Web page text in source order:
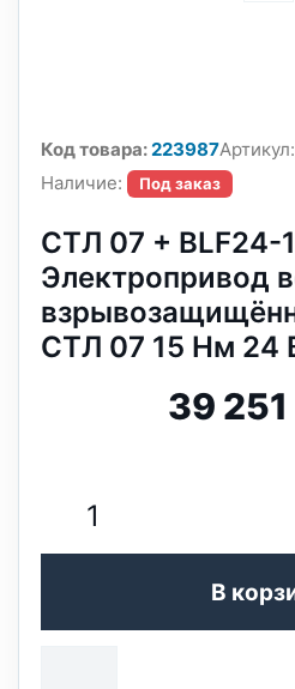
Код товара:223987Артикул:
Наличие:
Под заказ
СТЛ 07 + BLF24-
Электропривод
СТЛ 07 15 Нм 24
39 251
В